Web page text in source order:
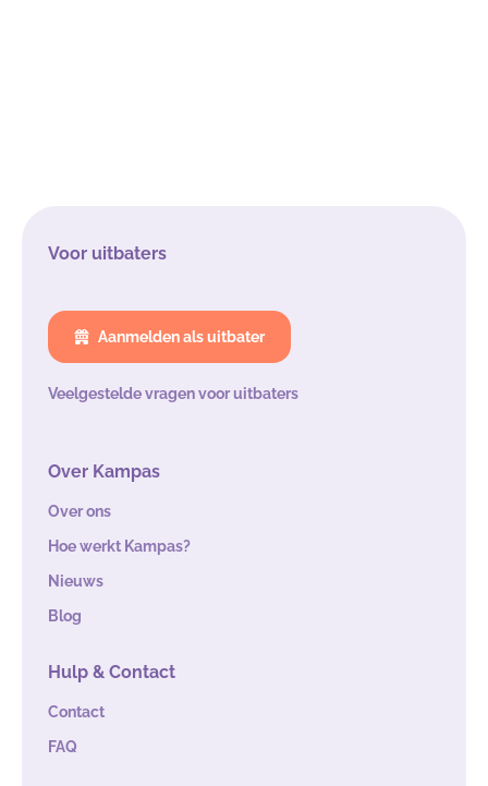
Voor uitbaters
Aanmelden als uitbater
Veelgestelde vragen voor uitbaters
Over Kampas
Over ons
Hoe werkt Kampas?
Nieuws
Blog
Hulp & Contact
Contact
FAQ